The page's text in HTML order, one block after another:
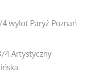
wylot Paryż-Poznań
4 Artystyczny